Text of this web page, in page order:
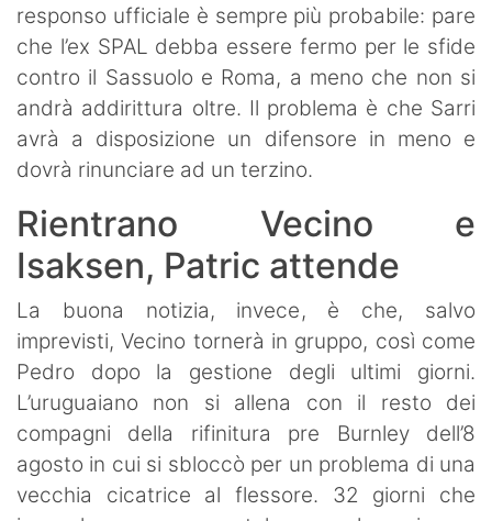
responso ufficiale è sempre più probabile: pare
che l’ex SPAL debba essere fermo per le sfide
contro il Sassuolo e Roma, a meno che non si
andrà addirittura oltre. Il problema è che Sarri
avrà a disposizione un difensore in meno e
dovrà rinunciare ad un terzino.
Rientrano Vecino e
Isaksen, Patric attende
La buona notizia, invece, è che, salvo
imprevisti, Vecino tornerà in gruppo, così come
Pedro dopo la gestione degli ultimi giorni.
L’uruguaiano non si allena con il resto dei
compagni della rifinitura pre Burnley dell’8
agosto in cui si sbloccò per un problema di una
vecchia cicatrice al flessore. 32 giorni che